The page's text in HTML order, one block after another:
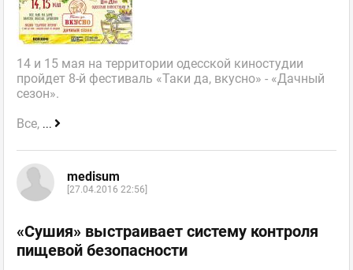
14 и 15 мая на территории одесской киностудии
пройдет 8-й фестиваль «Таки да, вкусно» - «Дачный
сезон».
Все, ...
medisum
[27.04.2016 22:56]
«Сушия» выстраивает систему контроля
пищевой безопасности